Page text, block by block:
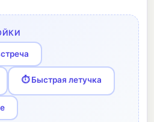
⏱ Быстрая летучка